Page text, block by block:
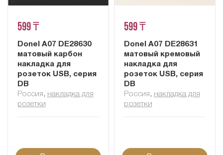
599 ₸
Donel A07 DE28630
матовый карбон
накладка для
розеток USB, серия
DB
Россия , накладка для
розетки
599 ₸
Donel A07 DE28631
матовый кремовый
накладка для
розеток USB, серия
DB
Россия , накладка для
розетки